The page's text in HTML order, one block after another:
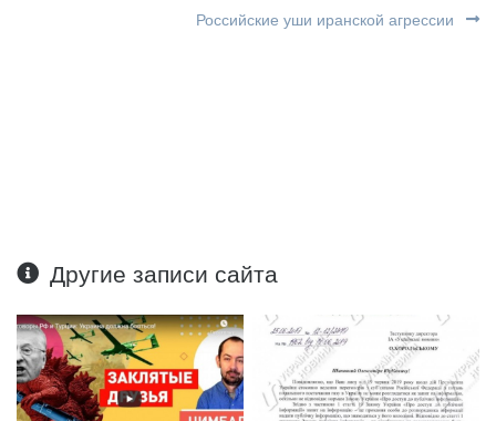
Российские уши иранской агрессии
Другие записи сайта